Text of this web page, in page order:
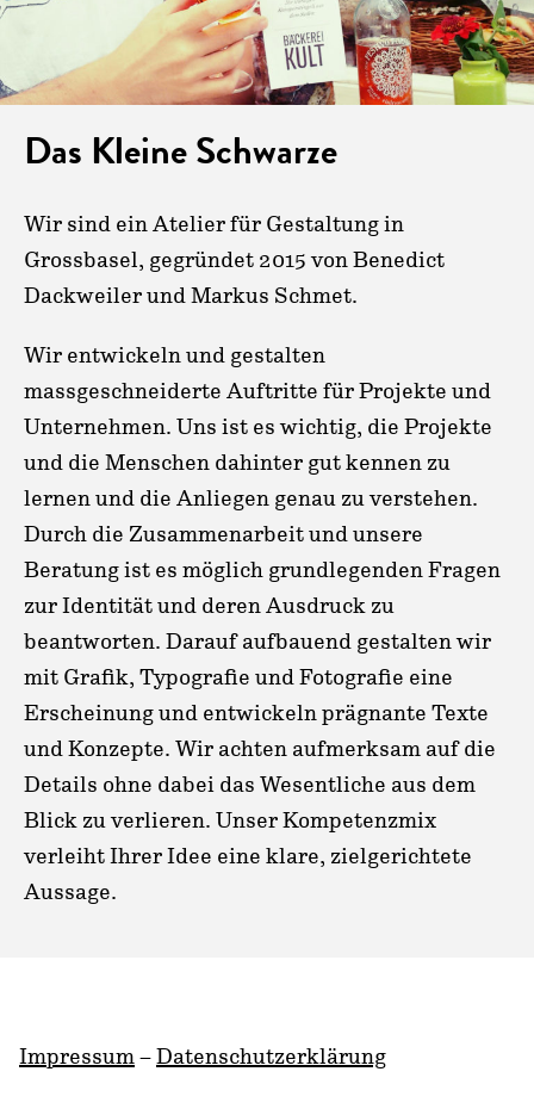
Das Kleine Schwarze
Wir sind ein Atelier für Gestaltung in
Grossbasel, gegründet 2015 von Benedict
Dackweiler und Markus Schmet.
Wir entwickeln und gestalten
massgeschneiderte Auftritte für Projekte und
Unternehmen. Uns ist es wichtig, die Projekte
und die Menschen dahinter gut kennen zu
lernen und die Anliegen genau zu verstehen.
Durch die Zusammenarbeit und unsere
Beratung ist es möglich grundlegenden Fragen
zur Identität und deren Ausdruck zu
beantworten. Darauf aufbauend gestalten wir
mit Grafik, Typografie und Fotografie eine
Erscheinung und entwickeln prägnante Texte
und Konzepte. Wir achten aufmerksam auf die
Details ohne dabei das Wesentliche aus dem
Blick zu verlieren. Unser Kompetenzmix
verleiht Ihrer Idee eine klare, zielgerichtete
Aussage.
Impressum – Datenschutzerklärung